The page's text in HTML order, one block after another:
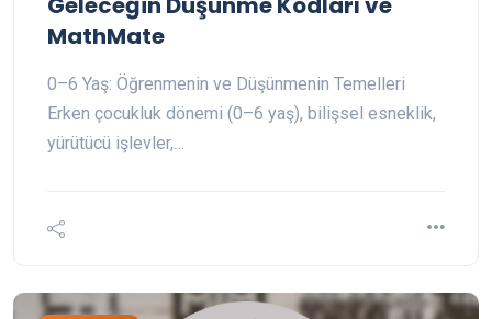
MathMate
0–6 Yaş: Öğrenmenin ve Düşünmenin Temelleri
Erken çocukluk dönemi (0–6 yaş), bilişsel esneklik,
yürütücü işlevler,…